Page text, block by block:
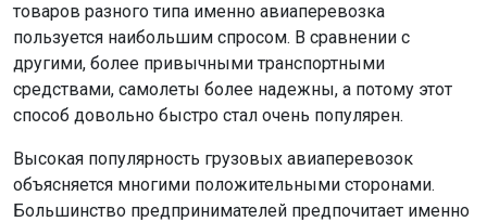
товаров разного типа именно авиаперевозка
пользуется наибольшим спросом. В сравнении с
другими, более привычными транспортными
средствами, самолеты более надежны, а потому этот
способ довольно быстро стал очень популярен.
Высокая популярность грузовых авиаперевозок
объясняется многими положительными сторонами.
Большинство предпринимателей предпочитает именно